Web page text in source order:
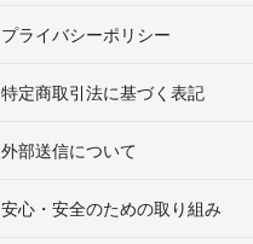
プライバシーポリシー
特定商取引法に基づく表記
外部送信について
安心・安全のための取り組み